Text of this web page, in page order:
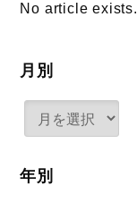
No article exists.
月別
年別